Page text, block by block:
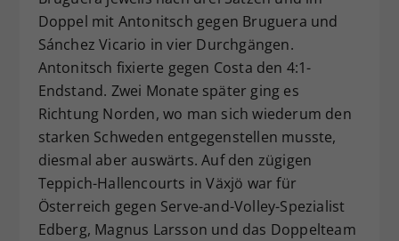
Doppel mit Antonitsch gegen Bruguera und
Sánchez Vicario in vier Durchgängen.
Antonitsch fixierte gegen Costa den 4:1-
Endstand. Zwei Monate später ging es
Richtung Norden, wo man sich wiederum den
starken Schweden entgegenstellen musste,
diesmal aber auswärts. Auf den zügigen
Teppich-Hallencourts in Växjö war für
Österreich gegen Serve-and-Volley-Spezialist
Edberg, Magnus Larsson und das Doppelteam